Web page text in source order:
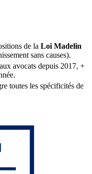
de la Loi Madelin
sans causes).
avocats depuis 2017, +
toutes les spécificités de